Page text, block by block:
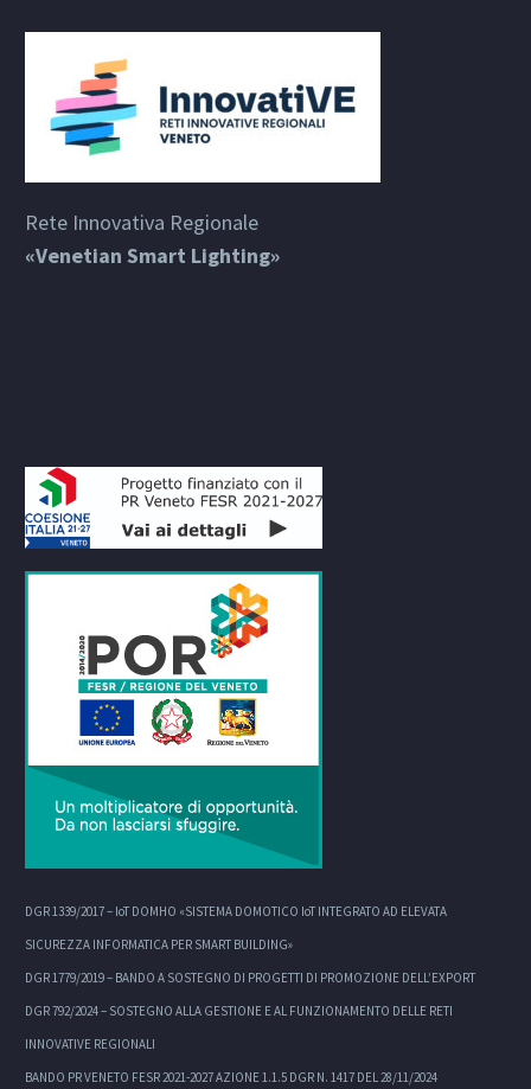
Rete Innovativa Regionale
«Venetian Smart Lighting»
DGR 1339/2017 – IoT DOMHO «SISTEMA DOMOTICO IoT INTEGRATO AD ELEVATA
SICUREZZA INFORMATICA PER SMART BUILDING»
DGR 1779/2019 – BANDO A SOSTEGNO DI PROGETTI DI PROMOZIONE DELL’EXPORT
DGR 792/2024 – SOSTEGNO ALLA GESTIONE E AL FUNZIONAMENTO DELLE RETI
INNOVATIVE REGIONALI
BANDO PR VENETO FESR 2021-2027 AZIONE 1.1.5 DGR N. 1417 DEL 28/11/2024